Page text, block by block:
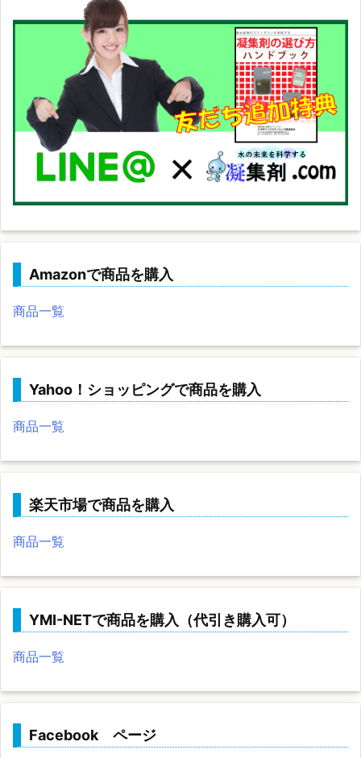
Amazonで商品を購入
商品一覧
Yahoo！ショッピングで商品を購入
商品一覧
楽天市場で商品を購入
商品一覧
YMI-NETで商品を購入（代引き購入可）
商品一覧
Facebook ページ